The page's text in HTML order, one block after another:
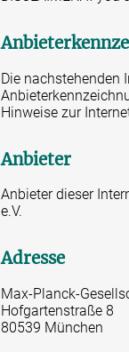
Die nachstehenden
Hinweise zur
Anbieter
Anbieter dieser
e.V.
Adresse
Max-Planck-
Hofgartenstraße 8
80539 München